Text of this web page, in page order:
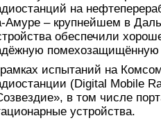
на
Амуре – крупнейшем в
обеспечили
помехозащищённую
испытаний на
(Digital Mobile
в том числе
устройства.